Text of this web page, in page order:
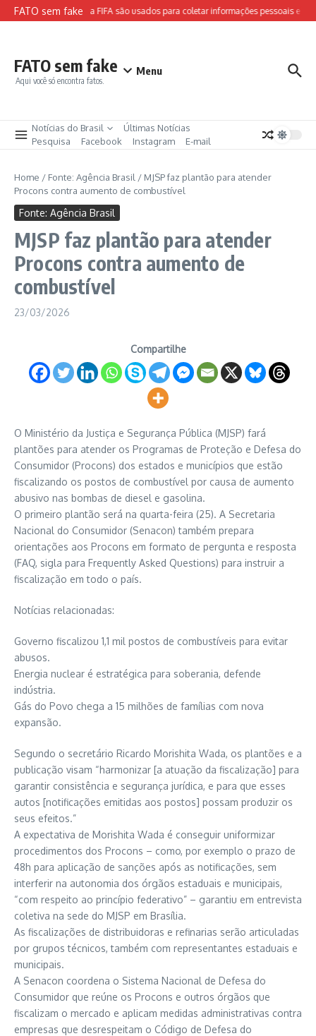
Ir para o conteúdo
FATO sem fake
Sites falsos da FIFA são usados para coletar informações pessoais e
FATO sem fake
Aqui você só encontra fatos.
Menu
Notícias do Brasil
Últimas Notícias
Pesquisa
Facebook Instagram E-mail
Home / Fonte: Agência Brasil / MJSP faz plantão para atender
Procons contra aumento de combustível
Fonte: Agência Brasil
MJSP faz plantão para atender
Procons contra aumento de
combustível
23/03/2026
Compartilhe
O Ministério da Justiça e Segurança Pública (MJSP) fará
plantões para atender os Programas de Proteção e Defesa do
Consumidor (Procons) dos estados e municípios que estão
fiscalizando os postos de combustível por causa de aumento
abusivo nas bombas de diesel e gasolina.
O primeiro plantão será na quarta-feira (25). A Secretaria
Nacional do Consumidor (Senacon) também prepara
orientações aos Procons em formato de pergunta e resposta
(FAQ, sigla para Frequently Asked Questions) para instruir a
fiscalização em todo o país.
Notícias relacionadas:
Governo fiscalizou 1,1 mil postos de combustíveis para evitar
abusos.
Energia nuclear é estratégica para soberania, defende
indústria.
Gás do Povo chega a 15 milhões de famílias com nova
expansão.
Segundo o secretário Ricardo Morishita Wada, os plantões e a
publicação visam “harmonizar [a atuação da fiscalização] para
garantir consistência e segurança jurídica, e para que esses
autos [notificações emitidas aos postos] possam produzir os
seus efeitos.”
A expectativa de Morishita Wada é conseguir uniformizar
procedimentos dos Procons – como, por exemplo o prazo de
48h para aplicação de sanções após as notificações, sem
interferir na autonomia dos órgãos estaduais e municipais,
“com respeito ao princípio federativo” – garantiu em entrevista
coletiva na sede do MJSP em Brasília.
As fiscalizações de distribuidoras e refinarias serão articuladas
por grupos técnicos, também com representantes estaduais e
municipais.
A Senacon coordena o Sistema Nacional de Defesa do
Consumidor que reúne os Procons e outros órgãos que
fiscalizam o mercado e aplicam medidas administrativas contra
empresas que desrespeitam o Código de Defesa do